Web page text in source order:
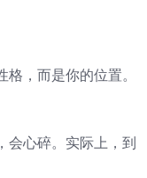
，而是你的位置。
会心碎。实际上，到